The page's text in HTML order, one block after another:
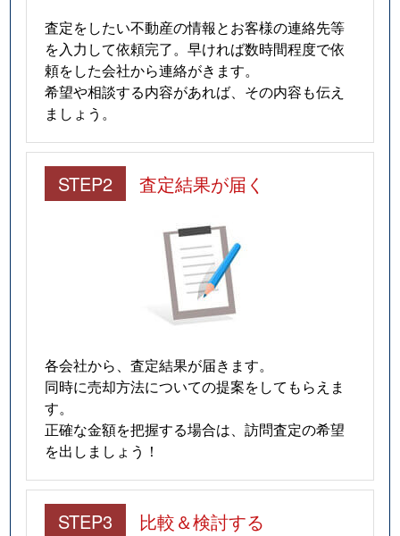
査定をしたい不動産の情報とお客様の連絡先等
を入力して依頼完了。早ければ数時間程度で依
頼をした会社から連絡がきます。
希望や相談する内容があれば、その内容も伝え
ましょう。
STEP2 査定結果が届く
各会社から、査定結果が届きます。
同時に売却方法についての提案をしてもらえま
す。
正確な金額を把握する場合は、訪問査定の希望
を出しましょう！
STEP3 比較＆検討する